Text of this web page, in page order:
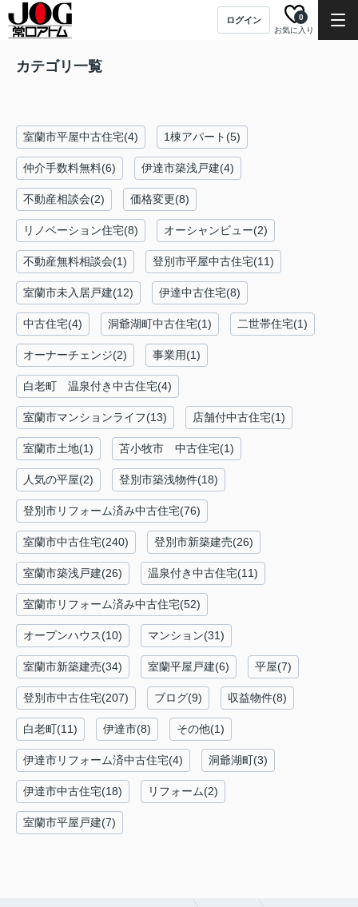
ログイン
お気に入り
0
カテゴリ一覧
室蘭市平屋中古住宅(4) 1棟アパート(5)
仲介手数料無料(6) 伊達市築浅戸建(4)
不動産相談会(2) 価格変更(8)
リノベーション住宅(8) オーシャンビュー(2)
不動産無料相談会(1) 登別市平屋中古住宅(11)
室蘭市未入居戸建(12) 伊達中古住宅(8)
中古住宅(4) 洞爺湖町中古住宅(1) 二世帯住宅(1)
オーナーチェンジ(2) 事業用(1)
白老町 温泉付き中古住宅(4)
室蘭市マンションライフ(13) 店舗付中古住宅(1)
室蘭市土地(1) 苫小牧市 中古住宅(1)
人気の平屋(2) 登別市築浅物件(18)
登別市リフォーム済み中古住宅(76)
室蘭市中古住宅(240) 登別市新築建売(26)
室蘭市築浅戸建(26) 温泉付き中古住宅(11)
室蘭市リフォーム済み中古住宅(52)
オープンハウス(10) マンション(31)
室蘭市新築建売(34) 室蘭平屋戸建(6) 平屋(7)
登別市中古住宅(207) ブログ(9) 収益物件(8)
白老町(11) 伊達市(8) その他(1)
伊達市リフォーム済中古住宅(4) 洞爺湖町(3)
伊達市中古住宅(18) リフォーム(2)
室蘭市平屋戸建(7)